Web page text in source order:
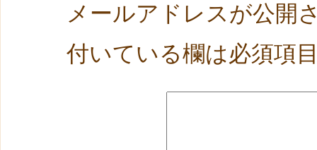
メールアドレスが公開
付いている欄は必須項